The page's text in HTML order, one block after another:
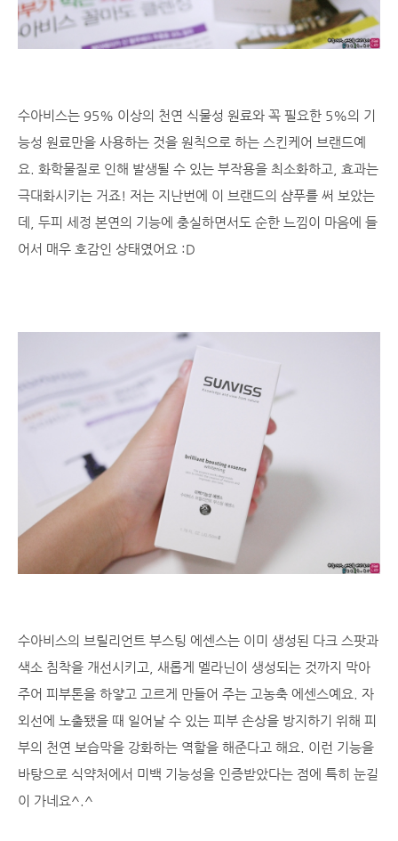
수아비스는 95% 이상의 천연 식물성 원료와 꼭 필요한 5%의 기
능성 원료만을 사용하는 것을 원칙으로 하는 스킨케어 브랜드예
요. 화학물질로 인해 발생될 수 있는 부작용을 최소화하고, 효과는
극대화시키는 거죠! 저는 지난번에 이 브랜드의 샴푸를 써 보았는
데, 두피 세정 본연의 기능에 충실하면서도 순한 느낌이 마음에 들
어서 매우 호감인 상태였어요 :D
수아비스의 브릴리언트 부스팅 에센스는 이미 생성된 다크 스팟과
색소 침착을 개선시키고, 새롭게 멜라닌이 생성되는 것까지 막아
주어 피부톤을 하얗고 고르게 만들어 주는 고농축 에센스예요. 자
외선에 노출됐을 때 일어날 수 있는 피부 손상을 방지하기 위해 피
부의 천연 보습막을 강화하는 역할을 해준다고 해요. 이런 기능을
바탕으로 식약처에서 미백 기능성을 인증받았다는 점에 특히 눈길
이 가네요^.^